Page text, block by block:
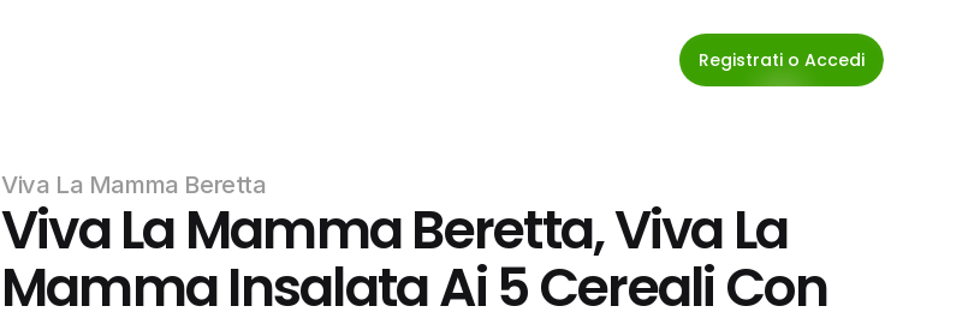
Registrati o Accedi
Viva La Mamma Beretta
Viva La Mamma Beretta, Viva La
Mamma Insalata Ai 5 Cereali Con